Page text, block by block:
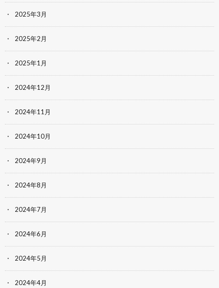
2025年3月
2025年2月
2025年1月
2024年12月
2024年11月
2024年10月
2024年9月
2024年8月
2024年7月
2024年6月
2024年5月
2024年4月